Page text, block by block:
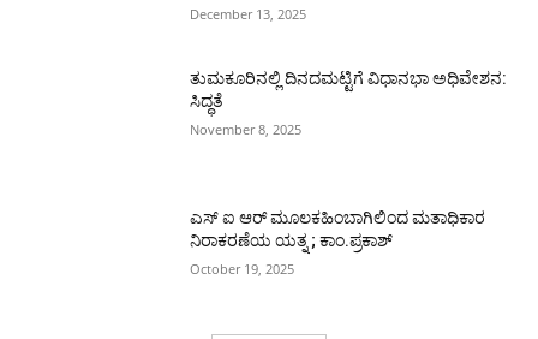
December 13, 2025
ತುಮಕೂರಿನಲ್ಲಿ ದಿನದಮಟ್ಟಿಗೆ ವಿಧಾನಭಾ ಅಧಿವೇಶನ:
ಸಿದ್ಧತೆ
November 8, 2025
ಎಸ್ ಐ ಆರ್ ಮೂಲಕಹಿಂಬಾಗಿಲಿಂದ ಮತಾಧಿಕಾರ
ನಿರಾಕರಣೆಯ ಯತ್ನ ; ಕಾಂ.ಪ್ರಕಾಶ್
October 19, 2025